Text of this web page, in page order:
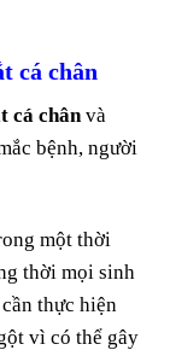
cá chân
cá chân và
bệnh, người
một thời
thời mọi sinh
thực hiện
vì có thể gây